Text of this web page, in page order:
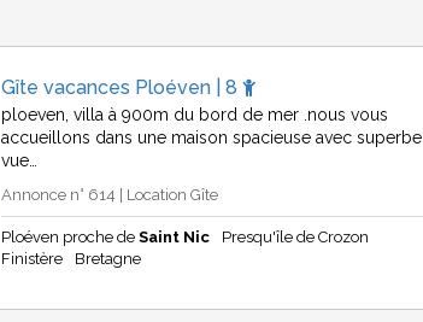
Gîte vacances Ploéven | 8
ploeven, villa à 900m du bord de mer .nous vous
accueillons dans une maison spacieuse avec superbe
vue…
Annonce n° 614 | Location Gîte
Ploéven proche deSaint Nic
Presqu'île de Crozon
Finistère
Bretagne